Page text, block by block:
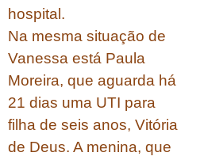
hospital.
Na mesma situação de
Vanessa está Paula
Moreira, que aguarda há
21 dias uma UTI para
filha de seis anos, Vitória
de Deus. A menina, que